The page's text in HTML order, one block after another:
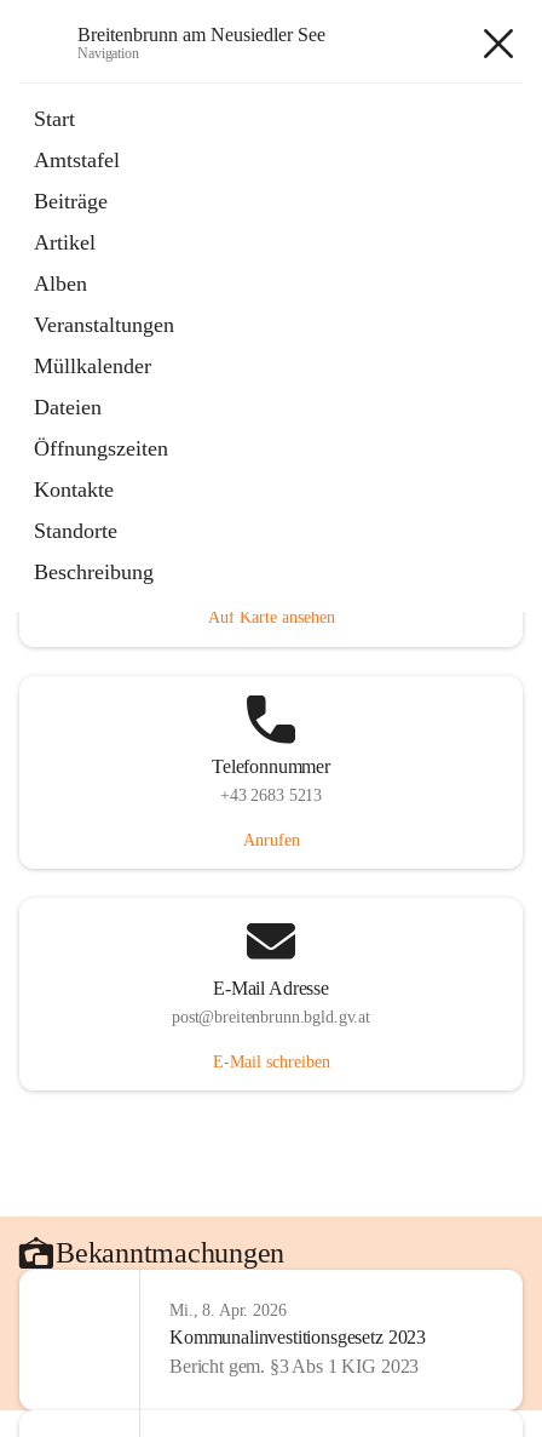
Breitenbrunn am Neusiedler See
Navigation
Start
Amtstafel
Beiträge
Artikel
Alben
Veranstaltungen
Müllkalender
Dateien
Öffnungszeiten
Kontakte
Standorte
Beschreibung
18 Schnellzugriffe
Gemeindeservice
Auf Karte ansehen
Telefonnummer
+43 2683 5213
Anrufen
E-Mail Adresse
post@breitenbrunn.bgld.gv.at
E-Mail schreiben
Bekanntmachungen
Mi., 8. Apr. 2026
Kommunalinvestitionsgesetz 2023
Bericht gem. §3 Abs 1 KIG 2023